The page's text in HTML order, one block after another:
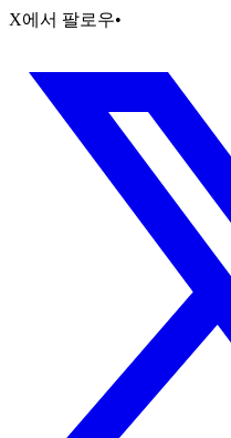
X에서 팔로우•